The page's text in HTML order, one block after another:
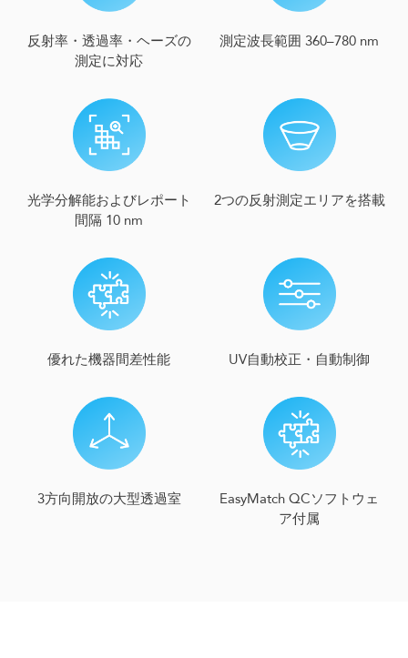
反射率・透過率・ヘーズの
測定に対応
測定波長範囲 360–780 nm
光学分解能およびレポート
間隔 10 nm
2つの反射測定エリアを搭載
優れた機器間差性能 UV自動校正・自動制御
3方向開放の大型透過室
EasyMatch QCソフトウェ
ア付属